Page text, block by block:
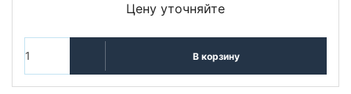
Цену уточняйте
В корзину